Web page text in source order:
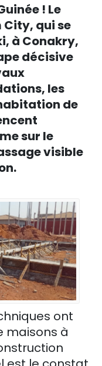
! Le
qui se
à Conakry,
décisive
les
de
sur le
visible
ont
maisons à